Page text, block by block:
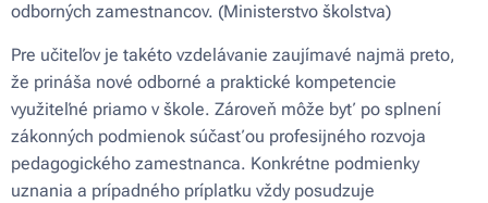
odborných zamestnancov. (Ministerstvo školstva)
Pre učiteľov je takéto vzdelávanie zaujímavé najmä preto,
že prináša nové odborné a praktické kompetencie
využiteľné priamo v škole. Zároveň môže byť po splnení
zákonných podmienok súčasťou profesijného rozvoja
pedagogického zamestnanca. Konkrétne podmienky
uznania a prípadného príplatku vždy posudzuje